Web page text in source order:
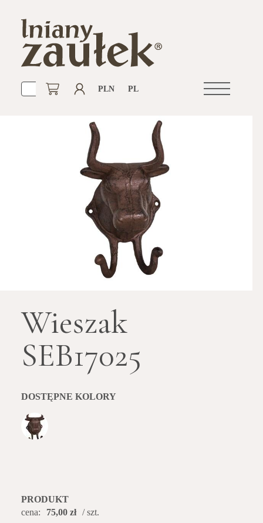
Otwórz
PLN PL
Wieszak
SEB17025
DOSTĘPNE KOLORY
PRODUKT
cena:
75,00 zł / szt.